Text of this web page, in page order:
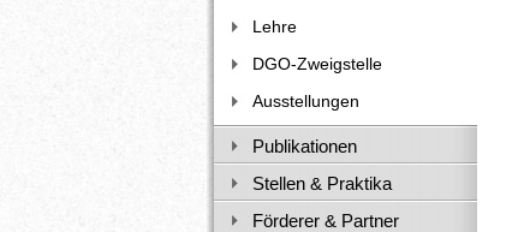
Lehre
DGO-Zweigstelle
Ausstellungen
Publikationen
Stellen & Praktika
Förderer & Partner